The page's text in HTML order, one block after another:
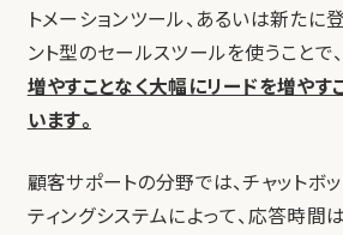
トメーションツール、あるいは新たに
ント型のセールスツールを使うことで、
増やすことなく大幅にリードを増やす
います。
顧客サポートの分野では、チャットボ
ティングシステムによって、応答時間